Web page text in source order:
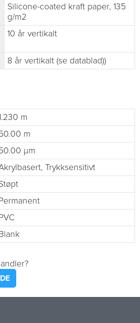
Silicone-coated kraft paper, 135
g/m2
10 år vertikalt
8 år vertikalt (se datablad))
m
m
µm
Trykksensitivt